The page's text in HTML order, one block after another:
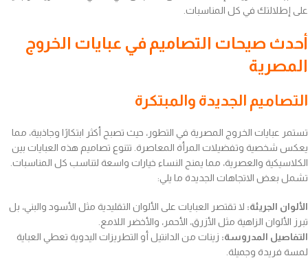
على إطلالتك في كل المناسبات.
أحدث صيحات التصاميم في عبايات الخروج
المصرية
التصاميم الجديدة والمبتكرة
تستمر عبايات الخروج المصرية في التطور، حيث تصبح أكثر ابتكارًا وجاذبية، مما
يعكس شخصية وتفضيلات المرأة المعاصرة. تتنوع تصاميم هذه العبايات بين
الكلاسيكية والعصرية، مما يمنح النساء خيارات واسعة لتناسب كل المناسبات.
تشمل بعض الاتجاهات الجديدة ما يلي:
الألوان الجريئة: لا تقتصر العبايات على الألوان التقليدية مثل الأسود والبني، بل
تبرز الألوان الزاهية مثل الأزرق، الأحمر، والأخضر اللامع.
التفاصيل المدروسة: زينات من الدانتيل أو التطريزات اليدوية تعطي العباية
لمسة فريدة وجميلة.